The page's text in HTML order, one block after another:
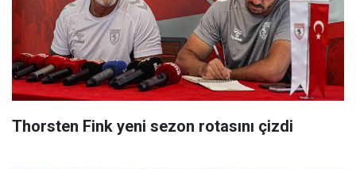
Thorsten Fink yeni sezon rotasını çizdi